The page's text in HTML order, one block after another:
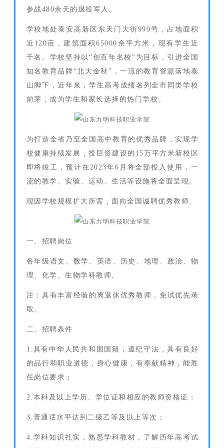
参战480余天的退役军人。
学校地处泰安高新区东天门大街999号，占地面积
近120亩，建筑面积65000余平方米，现有学生近
千名。学校坚持以“创百年名校”为目标，引进全国
知名教育品牌“北大金秋”，一流的教育资源落地泰
山脚下，近年来，学生高考成绩名列全市同类学校
前茅，成为学生和家长选择的热门学校。
为打造全省乃至全国高中教育的优秀品牌，实现学
校健康持续发展，投巨资建设的15万平方米新校区
即将竣工，预计在2023年6月将全部投入使用，一
流的教学、实验、运动、生活等设施将全面呈现。
现因学校规模扩大所需，面向全国诚聘优秀教师。
一、招聘岗位
各年级语文、数学、英语、历史、地理、政治、物
理、化学、生物学科教师。
注：具有丰富经验的离退休优秀教师，免试优先录
取。
二、招聘条件
1.具有中华人民共和国国籍，遵纪守法，具有良好
的品行和职业道德，身心健康，有奉献精神，能胜
任岗位要求；
2.本科及以上学历、学位证和相应的教师资格证；
3.普通话水平达到二级乙等及以上等次；
4.学科知识扎实，熟悉学科教材，了解历年高考试